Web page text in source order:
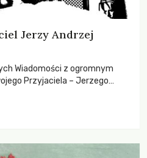
Jerzy Andrzej
Wiadomości z ogromnym
Przyjaciela – Jerzego